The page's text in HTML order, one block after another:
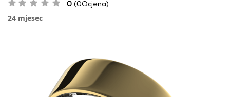
0 (0Ocjena)
24 mjesec